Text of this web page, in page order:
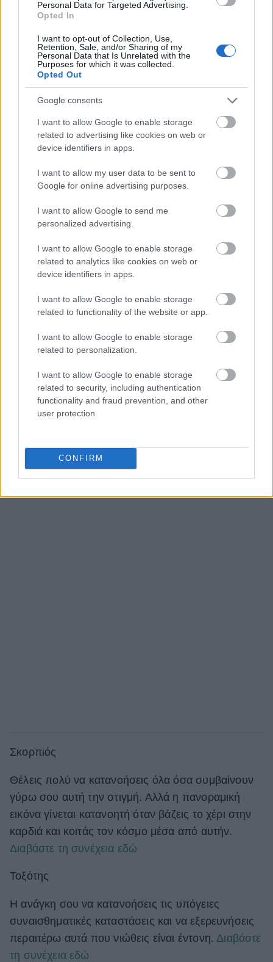
Personal Data for Targeted Advertising.
Opted In
I want to opt-out of Collection, Use,
Retention, Sale, and/or Sharing of my
Personal Data that Is Unrelated with the
Purposes for which it was collected.
Opted Out
Google consents
I want to allow Google to enable storage
related to advertising like cookies on web or
device identifiers in apps.
I want to allow my user data to be sent to
Google for online advertising purposes.
I want to allow Google to send me
personalized advertising.
I want to allow Google to enable storage
related to analytics like cookies on web or
device identifiers in apps.
I want to allow Google to enable storage
related to functionality of the website or app.
I want to allow Google to enable storage
related to personalization.
I want to allow Google to enable storage
related to security, including authentication
functionality and fraud prevention, and other
user protection.
CONFIRM
Η κοινωνική σου ζωή και οι ομάδες ανθρώπων
σήμερα μπορούν να λειτουργήσουν περισσότερο
ευνοϊκά στην ψυχοσύνθεση σου από ότι
φαντάζεσαι.Διαβάστε τη συνέχεια εδώ
Ζυγός
Σήμερα χρειάζεται να ανασκουμπωθείς και να
Τα βήματα προς την οδό της επιτυχίας γίνονται
σήμερα είναι το ψυχικό σθένος που έχεις.Διαβάστε
τη συνέχεια εδώ
Σκορπιός
Θέλεις πολύ να κατανοήσεις όλα όσα συμβαίνουν
γύρω σου αυτή την στιγμή. Αλλά η πανοραμική
εικόνα γίνεται κατανοητή όταν βάζεις το χέρι στην
καρδιά και κοιτάς τον κόσμο μέσα από αυτήν.
Διαβάστε τη συνέχεια εδώ
Τοξότης
Η ανάγκη σου να κατανοήσεις τις υπόγειες
συναισθηματικές καταστάσεις και να εξερευνήσεις
περαιτέρω αυτά που νιώθεις είναι έντονη. Διαβάστε
τη συνέχεια εδώ